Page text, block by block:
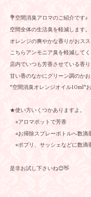
💐空間消臭アロマのご紹介です♪
空間全体の生活臭を軽減します。
オレンジの爽やかな香りがおス
こちらアンモニア臭を軽減してく
店内でいつも芳香させている香り
甘い香のなかにグリーン調のか
"空間消臭オレンジオイル10ml"
★使い方いくつかありますよ。
⭐︎アロマポットで芳香
⭐︎お掃除スプレーボトルへ数滴
⭐︎ポプリ、サッシェなどに数滴
是非お試し下さいね😊👋